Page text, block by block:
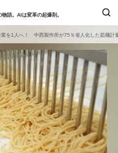
語。AIは変革の起爆剤。
インタビュー
ニュース
日本オムニチャネル協会
ページ
特集
動画
検索
のセミナー
12開催】「イノベーションを
業を1人へ！ 中西製作所が75％省人化した茹麺計